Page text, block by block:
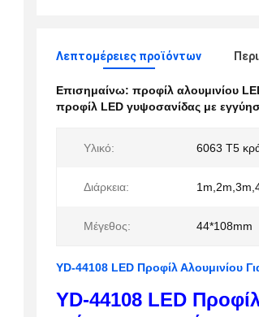
Λεπτομέρειες προϊόντων
Επισημαίνω: προφίλ αλουμινίου
προφίλ LED γυψοσανίδας με
Υλικό: 6063 T5
Διάρκεια:
Μέγεθος: 44*108mm
YD-44108 LED Προφίλ Αλουμινίου
YD-44108 LED